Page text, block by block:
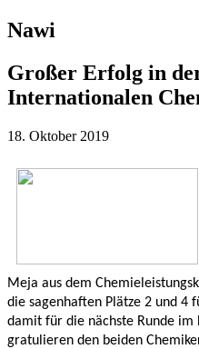
Nawi
Großer Erfolg in
Internationalen
18. Oktober 2019
Meja aus dem
die sagenhaften Plätze 2 und 4
damit für die nächste Runde
gratulieren den beiden